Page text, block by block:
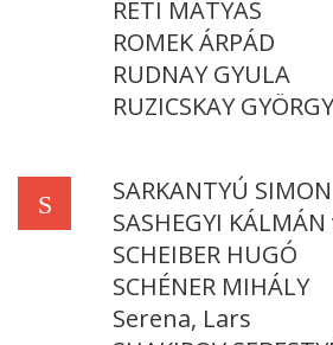
RÉTI MÁTYÁS
ROMEK ÁRPÁD
RUDNAY GYULA
RUZICSKAY GYÖRGY
S
SARKANTYÚ SIMON
SASHEGYI
SCHEIBER HUGÓ
SCHÉNER MIHÁLY
Serena, Lars